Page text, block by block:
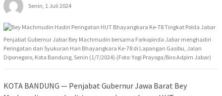
Senin, 1 Juli 2024
Penjabat Gubernur Jabar Bey Machmudin bersama Forkopinda Jabar menghadiri
Peringatan dan Syukuran Hari Bhayangkara Ke-78 di Lapangan Gasibu, Jalan
Diponegoro, Kota Bandung, Senin (1/7/2024).(Foto: Yogi Prayoga/Biro Adpim Jabar)
KOTA BANDUNG — Penjabat Gubernur Jawa Barat Bey